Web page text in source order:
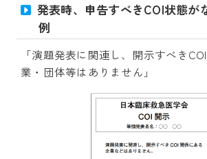
発表時、申告すべきCOI状態が
例
「演題発表に関連し、開示すべき
業・団体等はありません」